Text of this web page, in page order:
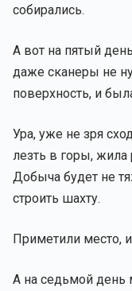
собирались.
А вот на пятый
даже сканеры не
поверхность, и
Ура, уже не зря
лезть в горы, жила
Добыча будет не
строить шахту.
Приметили место,
А на седьмой